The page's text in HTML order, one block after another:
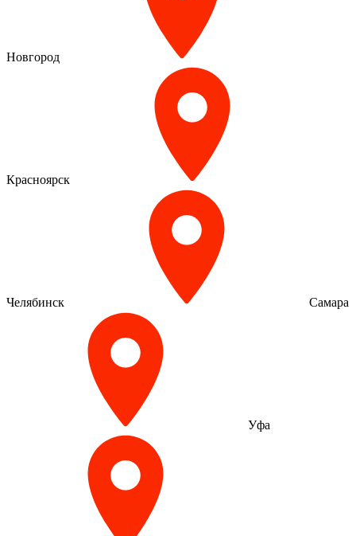
Новгород
Красноярск
Челябинск Самара
Уфа